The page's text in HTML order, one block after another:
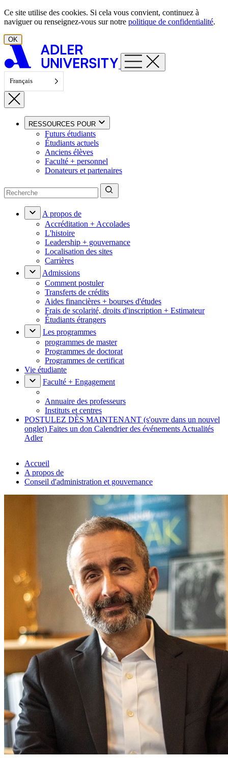
Aller au contenu
Ce site utilise des cookies. Si cela vous convient, continuez à
naviguer ou renseignez-vous sur notre politique de confidentialité.
OK
Français
RESSOURCES POUR
Futurs étudiants
Étudiants actuels
Anciens élèves
Faculté + personnel
Donateurs et partenaires
A propos de
Accréditation + Accolades
L'histoire
Leadership + gouvernance
Localisation des sites
Carrières
Admissions
Comment postuler
Transferts de crédits
Aides financières + bourses d'études
Frais de scolarité, droits d'inscription + Estimateur
Étudiants étrangers
Les programmes
programmes de master
Programmes de doctorat
Programmes de certificat
Vie étudiante
Faculté + Engagement
Annuaire des professeurs
Instituts et centres
POSTULEZ DÈS MAINTENANT (s'ouvre dans un nouvel
onglet) Faites un don Calendrier des événements Actualités
Adler
Accueil
A propos de
Conseil d'administration et gouvernance